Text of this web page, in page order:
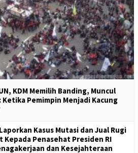
KDM Memilih Banding, Muncul
Pemimpin Menjadi Kacung
Kasus Mutasi dan Jual Rugi
Kepada Penasehat Presiden RI
dan Kesejahteraan